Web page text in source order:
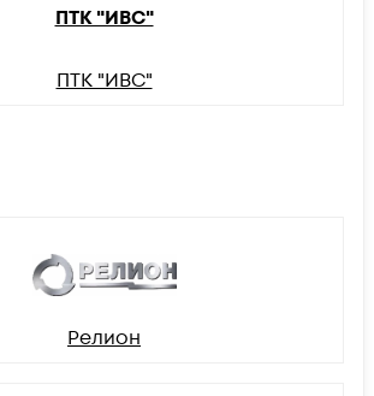
ПТК "ИВС"
ПТК "ИВС"
Релион